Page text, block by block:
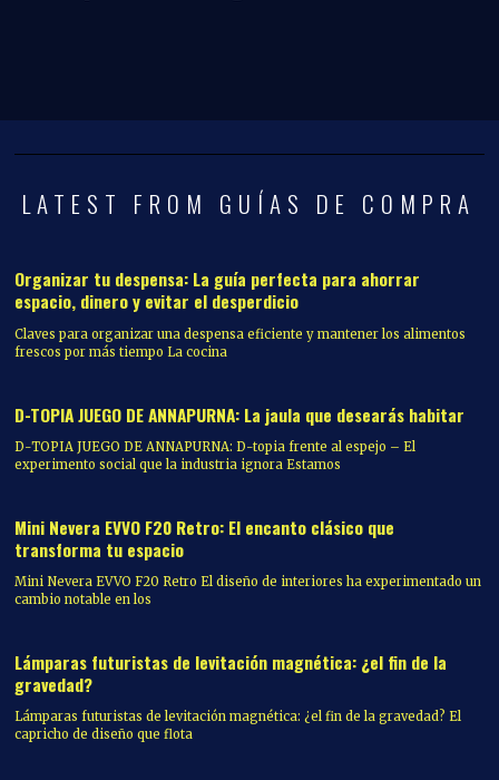
LATEST FROM GUÍAS DE COMPRA
Organizar tu despensa: La guía perfecta para ahorrar
espacio, dinero y evitar el desperdicio
Claves para organizar una despensa eficiente y mantener los alimentos
frescos por más tiempo La cocina
D-TOPIA JUEGO DE ANNAPURNA: La jaula que desearás habitar
D-TOPIA JUEGO DE ANNAPURNA: D-topia frente al espejo – El
experimento social que la industria ignora Estamos
Mini Nevera EVVO F20 Retro: El encanto clásico que
transforma tu espacio
Mini Nevera EVVO F20 Retro El diseño de interiores ha experimentado un
cambio notable en los
Lámparas futuristas de levitación magnética: ¿el fin de la
gravedad?
Lámparas futuristas de levitación magnética: ¿el fin de la gravedad? El
capricho de diseño que flota